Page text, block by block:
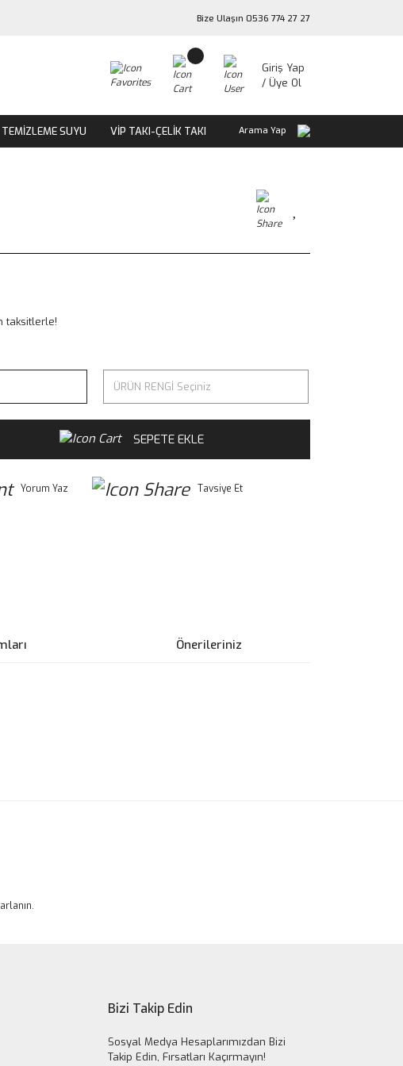
Bize Ulaşın 0536 774 27 27
Giriş Yap
/ Üye Ol
TEMİZLEME SUYU VİP TAKI-ÇELİK TAKI Arama Yap
taksitlerle!
SEPETE EKLE
Yorum Yaz Tavsiye Et
Önerileriniz
Bizi Takip Edin
Sosyal Medya Hesaplarımızdan Bizi
Takip Edin, Fırsatları Kaçırmayın!